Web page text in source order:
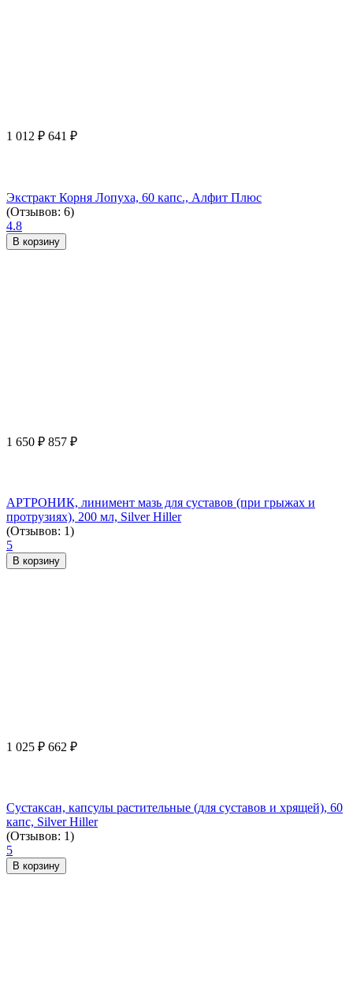
1 012 ₽ 641 ₽
Экстракт Корня Лопуха, 60 капс., Алфит Плюс
(Отзывов: 6)
4.8
В корзину
1 650 ₽ 857 ₽
АРТРОНИК, линимент мазь для суставов (при грыжах и
протрузиях), 200 мл, Silver Hiller
(Отзывов: 1)
5
В корзину
1 025 ₽ 662 ₽
Сустаксан, капсулы растительные (для суставов и хрящей), 60
капс, Silver Hiller
(Отзывов: 1)
5
В корзину